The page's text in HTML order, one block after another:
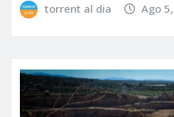
torrent al dia Ago